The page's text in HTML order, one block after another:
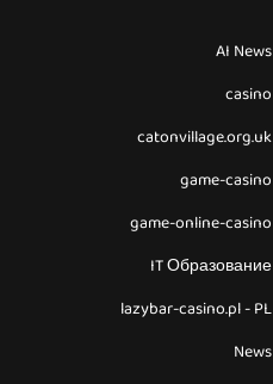
AI News
casino
catonvillage.org.uk
game-casino
game-online-casino
IT Образование
lazybar-casino.pl - PL
News